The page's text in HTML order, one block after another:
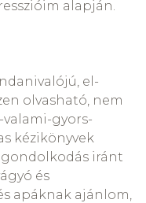
alapján.
el-
olvasható, nem
gyors-
kézikönyvek
gondolkodás iránt
és
apáknak ajánlom,